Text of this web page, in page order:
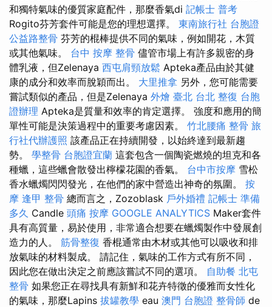
和獨特氣味的優質家庭配件，那麼香氣di 記帳士 普考
Rogito芬芳套件可能是您的理想選擇。 東南旅行社 台胞證
公益路整骨 芬芳的棍棒提供不同的氣味，例如開花，木質
或其他氣味。 台中 按摩 整骨 儘管市場上有許多親密的身
體乳液，但Zelenaya 西屯肩頸放鬆 Apteka產品由於其健
康的成分和效率而脫穎而出。 大里推拿 另外，您可能需要
嘗試類似的產品，但是Zelenaya 外燴 臺北 台北 整復 台胞
證辦理 Apteka是質量和效率的肯定選擇。 強度和應用的簡
單性可能是決策過程中的重要考慮因素。 竹北腰痛 整骨 旅
行社代辦護照 該產品正在持續開發，以始終達到最新趨
勢。 學整骨 台胞證宜蘭 這套包含一個陶瓷燃燒的坦克和各
種蠟，這些蠟會散發出檸檬花園的香氣。 台中市按摩 雪松
香水蠟燭閃閃發光，在他們的家中營造出神奇的氛圍。 按
摩 逢甲 整骨 總而言之，Zozoblask 戶外婚禮 記帳士 準備
多久 Candle 頭痛 按摩 GOOGLE ANALYTICS Maker套件
具有高質量，易於使用，非常適合想要在蠟燭製作中發展創
造力的人。 筋骨整復 香棍通常由木材或其他可以吸收和排
放氣味的材料製成。 請記住，氣味的工作方式有所不同，
因此您在做出決定之前應該嘗試不同的選項。 自助餐 北屯
整骨 如果您正在尋找具有新鮮和花卉特徵的優雅而女性化
的氣味，那麼Lapins 拔罐教學 eau 澳門 台胞證 整骨師 de